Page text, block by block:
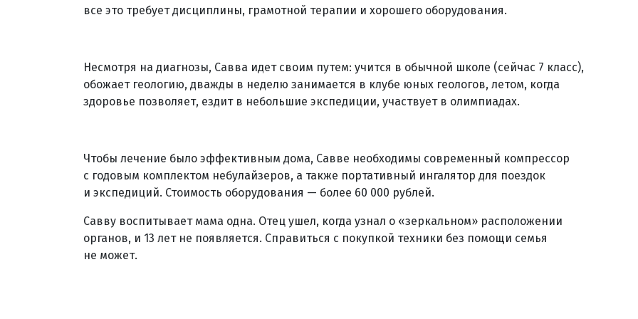
все это требует дисциплины, грамотной терапии и хорошего оборудования.
Несмотря на диагнозы, Савва идет своим путем: учится в обычной школе (сейчас 7 класс),
обожает геологию, дважды в неделю занимается в клубе юных геологов, летом, когда
здоровье позволяет, ездит в небольшие экспедиции, участвует в олимпиадах.
Чтобы лечение было эффективным дома, Савве необходимы современный компрессор
с годовым комплектом небулайзеров, а также портативный ингалятор для поездок
и экспедиций. Стоимость оборудования — более 60 000 рублей.
Савву воспитывает мама одна. Отец ушел, когда узнал о «зеркальном» расположении
органов, и 13 лет не появляется. Справиться с покупкой техники без помощи семья
не может.